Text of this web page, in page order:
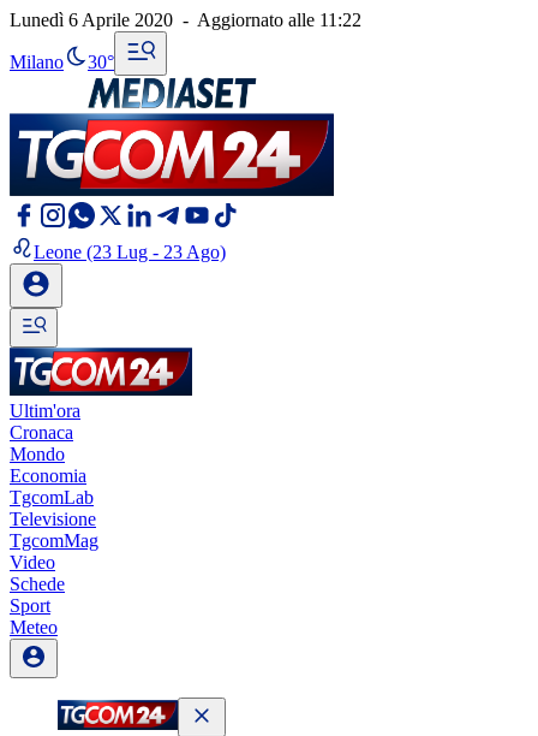
Lunedì 6 Aprile 2020 - Aggiornato alle 11:22
Milano 30°
Leone (23 Lug - 23 Ago)
Ultim'ora
Cronaca
Mondo
Economia
TgcomLab
Televisione
TgcomMag
Video
Schede
Sport
Meteo